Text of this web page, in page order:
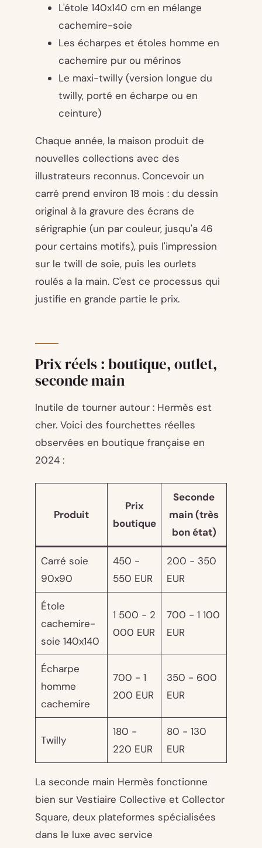
L'étole 140x140 cm en mélange
cachemire-soie
Les écharpes et étoles homme en
cachemire pur ou mérinos
Le maxi-twilly (version longue du
twilly, porté en écharpe ou en
ceinture)
Chaque année, la maison produit de
nouvelles collections avec des
illustrateurs reconnus. Concevoir un
carré prend environ 18 mois : du dessin
original à la gravure des écrans de
sérigraphie (un par couleur, jusqu'a 46
pour certains motifs), puis l'impression
sur le twill de soie, puis les ourlets
roulés a la main. C'est ce processus qui
justifie en grande partie le prix.
Prix réels : boutique, outlet,
seconde main
Inutile de tourner autour : Hermès est
cher. Voici des fourchettes réelles
observées en boutique française en
2024 :
Produit
Prix
boutique
Seconde
main (très
bon état)
Carré soie
90x90
450 -
550 EUR
200 - 350
EUR
Étole
cachemire-
soie 140x140
1 500 - 2
000 EUR
700 - 1 100
EUR
Écharpe
homme
cachemire
700 - 1
200 EUR
350 - 600
EUR
Twilly
180 -
220 EUR
80 - 130
EUR
La seconde main Hermès fonctionne
bien sur Vestiaire Collective et Collector
Square, deux plateformes spécialisées
dans le luxe avec service